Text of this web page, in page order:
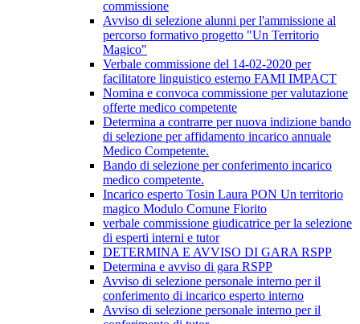
commissione
Avviso di selezione alunni per l'ammissione al
percorso formativo progetto "Un Territorio
Magico"
Verbale commissione del 14-02-2020 per
facilitatore linguistico esterno FAMI IMPACT
Nomina e convoca commissione per valutazione
offerte medico competente
Determina a contrarre per nuova indizione bando
di selezione per affidamento incarico annuale
Medico Competente.
Bando di selezione per conferimento incarico
medico competente.
Incarico esperto Tosin Laura PON Un territorio
magico Modulo Comune Fiorito
verbale commissione giudicatrice per la selezione
di esperti interni e tutor
DETERMINA E AVVISO DI GARA RSPP
Determina e avviso di gara RSPP
Avviso di selezione personale interno per il
conferimento di incarico esperto interno
Avviso di selezione personale interno per il